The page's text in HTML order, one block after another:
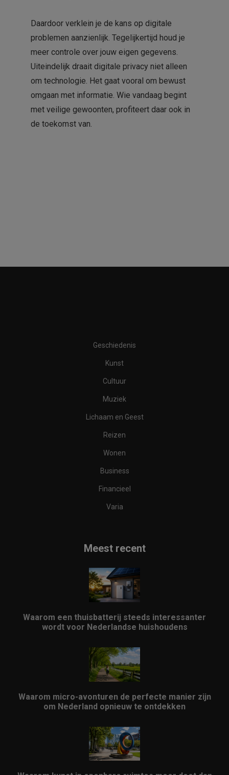
Daardoor verklein je de kans op digitale
problemen aanzienlijk. Tegelijkertijd houd je
meer controle over jouw eigen gegevens.
Uiteindelijk draait digitale privacy niet alleen
om technologie. Het gaat vooral om bewust
omgaan met informatie. Wie vandaag begint
met veilige gewoonten, profiteert daar ook in
de toekomst van.
Geschiedenis
Kunst
Cultuur
Muziek
Lichaam en Geest
Reizen
Wonen
Business
Financieel
Varia
Meest recent
Waarom een thuisbatterij steeds interessanter
wordt voor Nederlandse huishoudens
Waarom micro-avonturen de perfecte manier zijn
om Nederland opnieuw te ontdekken